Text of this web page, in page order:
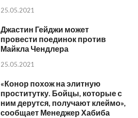
25.05.2021
Джастин Гейджи может
провести поединок против
Майкла Чендлера
25.05.2021
«Конор похож на элитную
проститутку. Бойцы, которые с
ним дерутся, получают клеймо»,
сообщает Менеджер Хабиба